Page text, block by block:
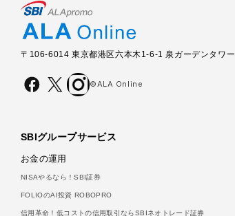
〒106-6014 東京都港区六本木1-6-1 泉ガーデンタワー
©ALA Online
SBIグループサービス
お金の運用
NISAやるなら！SBI証券
FOLIOのAI投資 ROBOPRO
信用革命！低コストの信用取引ならSBIネオトレード証券